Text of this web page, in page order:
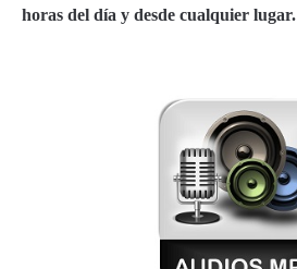
horas del día y desde cualquier lugar.